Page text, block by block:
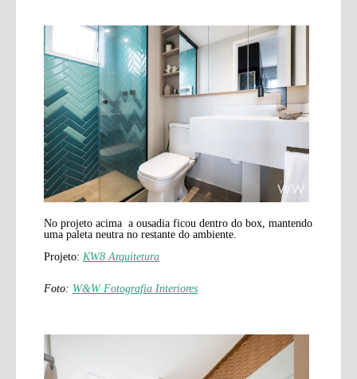
No projeto acima a ousadia ficou dentro do box, mantendo
uma paleta neutra no restante do ambiente.
Projeto: KW8 Arquitetura
Foto: W&W Fotografia Interiores